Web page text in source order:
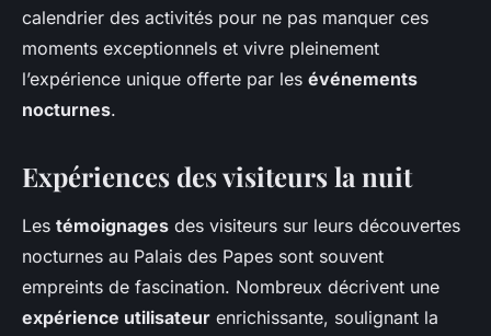
calendrier des activités pour ne pas manquer ces
moments exceptionnels et vivre pleinement
l’expérience unique offerte par les événements
nocturnes.
Expériences des visiteurs la nuit
Les témoignages des visiteurs sur leurs découvertes
nocturnes au Palais des Papes sont souvent
empreints de fascination. Nombreux décrivent une
expérience utilisateur enrichissante, soulignant la